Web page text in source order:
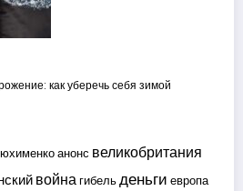
как уберечь себя зимой
анонс великобритания
войнагибельденьги европа